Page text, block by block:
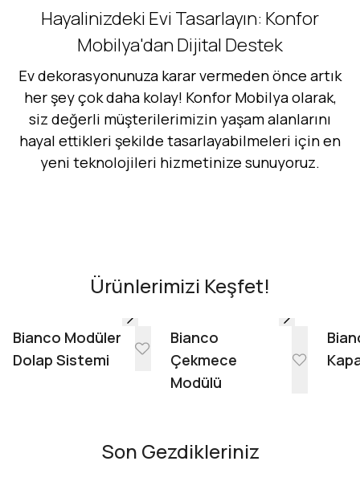
Hayalinizdeki Evi Tasarlayın: Konfor
Mobilya'dan Dijital Destek
Ev dekorasyonunuza karar vermeden önce artık
her şey çok daha kolay! Konfor Mobilya olarak,
siz değerli müşterilerimizin yaşam alanlarını
hayal ettikleri şekilde tasarlayabilmeleri için en
yeni teknolojileri hizmetinize sunuyoruz.
Evinde Gör + AR
Ürünlerimizi Keşfet!
Bianco Modüler
Dolap Sistemi
Bianco
Çekmece
Modülü
Son Gezdikleriniz